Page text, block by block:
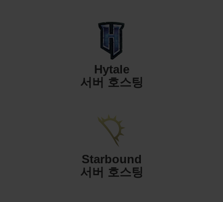
Hytale
서버 호스팅
Starbound
서버 호스팅